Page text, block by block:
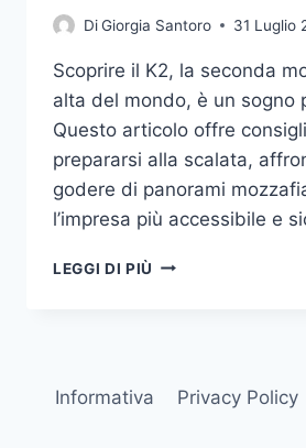
DiGiorgia Santoro 31 Luglio
Scoprire il K2, la seconda
alta del mondo, è un sogno
Questo articolo offre
prepararsi alla scalata,
godere di panorami
l’impresa più accessibile e
LEGGI DI PIÙ K2:
COME
Informativa Privacy Policy